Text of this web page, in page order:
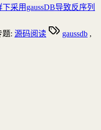
采用gaussDB导致反序列
题: 源码阅读 gaussdb ,